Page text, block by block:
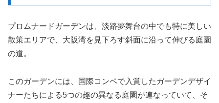
プロムナードガーデンは、淡路夢舞台の中でも特に美しい
散策エリアで、大阪湾を見下ろす斜面に沿って伸びる庭園
の道。
このガーデンには、国際コンペで入賞したガーデンデザイ
ナーたちによる5つの趣の異なる庭園が連なっていて、そ